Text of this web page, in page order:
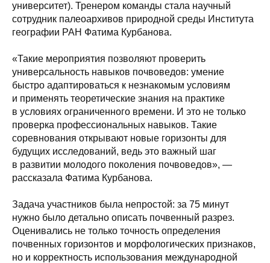
университет). Тренером команды стала научный
сотрудник палеоархивов природной среды Института
географии РАН Фатима Курбанова.
«Такие мероприятия позволяют проверить
универсальность навыков почвоведов: умение
быстро адаптироваться к незнакомым условиям
и применять теоретические знания на практике
в условиях ограниченного времени. И это не только
проверка профессиональных навыков. Такие
соревнования открывают новые горизонты для
будущих исследований, ведь это важный шаг
в развитии молодого поколения почвоведов», —
рассказала Фатима Курбанова.
Задача участников была непростой: за 75 минут
нужно было детально описать почвенный разрез.
Оценивались не только точность определения
почвенных горизонтов и морфологических признаков,
но и корректность использования международной